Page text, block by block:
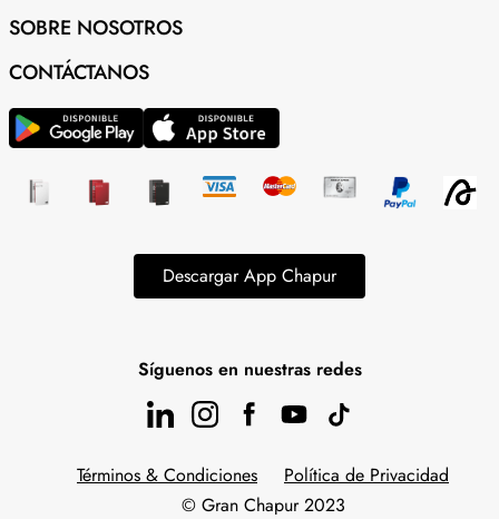
SOBRE NOSOTROS
CONTÁCTANOS
Descargar App Chapur
Síguenos en nuestras redes
Términos & Condiciones
Política de Privacidad
© Gran Chapur 2023